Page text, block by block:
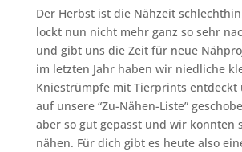
Der Herbst ist die Nähzeit
lockt nun nicht mehr ganz so sehr
und gibt uns die Zeit für neue
im letzten Jahr haben wir niedliche
Kniestrümpfe mit Tierprints entdeckt
auf unsere “Zu-Nähen-Liste”
aber so gut gepasst und wir konnten
nähen. Für dich gibt es heute also